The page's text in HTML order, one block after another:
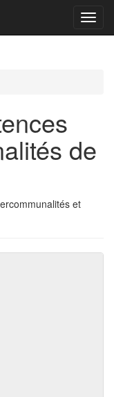
Menu
de
et